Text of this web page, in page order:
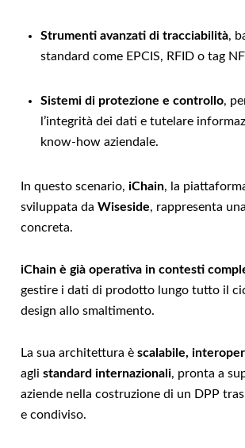
Strumenti avanzati di tracciabilità,
standard come EPCIS, RFID o tag
Sistemi di protezione e controllo,
l’integrità dei dati e tutelare
know-how aziendale.
In questo scenario, iChain, la
sviluppata da Wiseside, rappresenta
concreta.
iChain è già operativa in contesti
gestire i dati di prodotto lungo tutto il
design allo smaltimento.
La sua architettura è scalabile,
agli standard internazionali, pronta a
aziende nella costruzione di un DPP
e condiviso.